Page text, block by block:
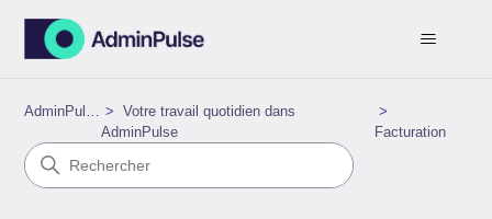
AdminPulse
Votre travail quotidien dans
AdminPulse
Facturation